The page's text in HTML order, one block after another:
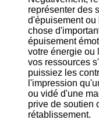
représenter des
d'épuisement
chose
épuisement
votre énergie ou
vos ressources
puissiez les
l'impression
ou vidé d'une
prive de soutien
rétablissement.